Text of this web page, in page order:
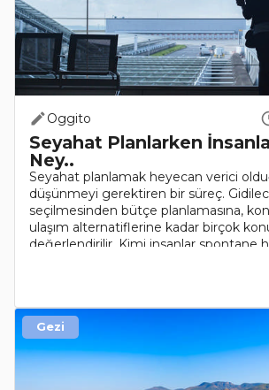
Oggito
Seyahat Planlarken
Ney..
Seyahat planlamak heyecan verici
düşünmeyi gerektiren bir süreç.
seçilmesinden bütçe planlamasına,
ulaşım alternatiflerine kadar birçok
değerlendirilir. Kimi insanlar spontane
Gezi